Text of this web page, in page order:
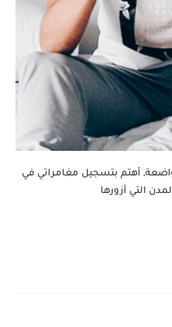
أهتم بتسجيل مغامراتي في
التي أزورها